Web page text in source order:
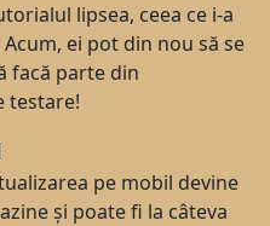
lipsea, ceea ce i-a
ei pot din nou să se
facă parte din
testare!
pe mobil devine
și poate fi la câteva